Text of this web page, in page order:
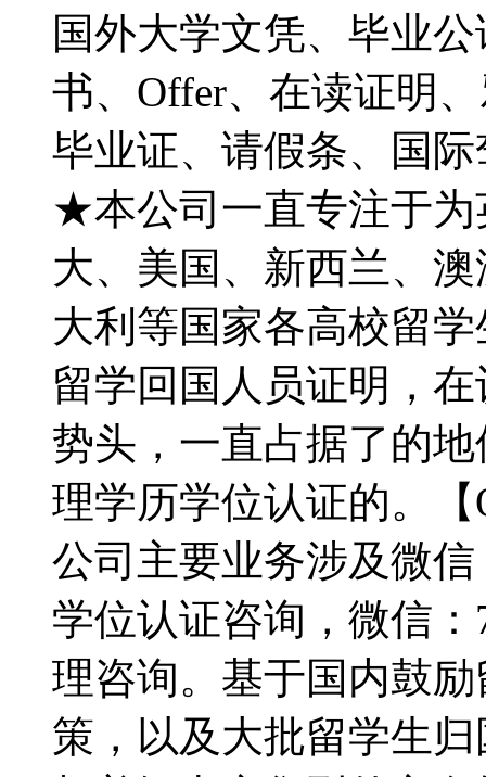
国外大学文凭、毕业
书、Offer、在读证明
毕业证、请假条、国
★本公司一直专注于为
大、美国、新西兰、
大利等国家各高校留
留学回国人员证明，
势头，一直占据了的
理学历学位认证的。【
公司主要业务涉及微
学位认证咨询，微信
理咨询。基于国内鼓
策，以及大批留学生